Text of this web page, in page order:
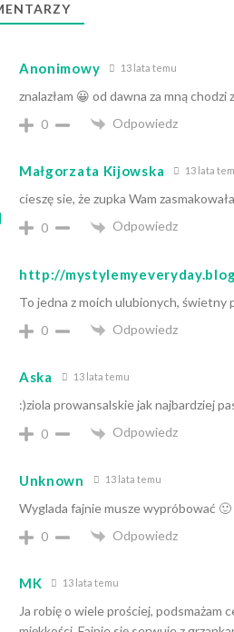
Anonimowy 13 lata temu
znalazłam 😀 od dawna za mną chodzi
0
Odpowiedz
Małgorzata Kijowska 13 lata
cieszę sie, że zupka Wam
0
Odpowiedz
http://
To jedna z moich ulubionych, świetny
0
Odpowiedz
Aska 13 lata temu
:)ziola prowansalskie jak najbardziej
0
Odpowiedz
Unknown 13 lata temu
Wyglada fajnie musze wypróbować 🙂
0
Odpowiedz
MK 13 lata temu
Ja robię o wiele prościej, podsmażam